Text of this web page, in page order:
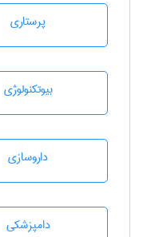
پرستاری
بيوتكنولوژی
داروسازی
دامپزشكی